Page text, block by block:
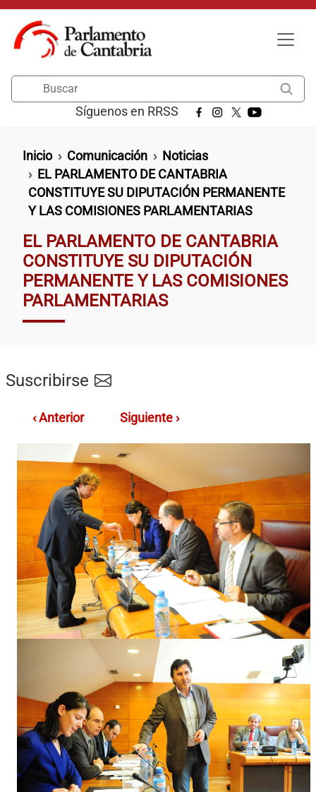
Pasar al contenido principal
Síguenos en RRSS
Ruta de navegación
Inicio Comunicación
Noticias
EL PARLAMENTO DE CANTABRIA
CONSTITUYE SU DIPUTACIÓN PERMANENTE
Y LAS COMISIONES PARLAMENTARIAS
EL PARLAMENTO DE CANTABRIA
CONSTITUYE SU DIPUTACIÓN
PERMANENTE Y LAS COMISIONES
PARLAMENTARIAS
Suscribirse
‹ Anterior Siguiente ›